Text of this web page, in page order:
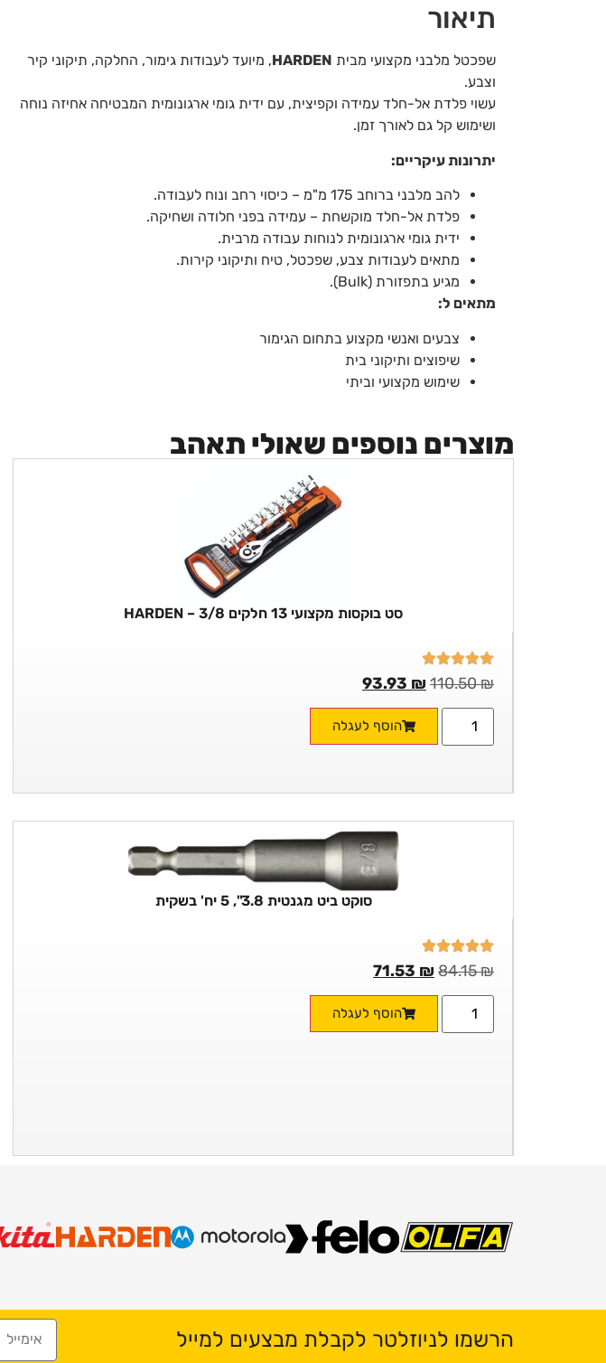
תיאור
שפכטל מלבני מקצועי מבית HARDEN, מיועד לעבודות גימור, החלקה, תיקוני קיר
וצבע.
עשוי פלדת אל-חלד עמידה וקפיצית, עם ידית גומי ארגונומית המבטיחה אחיזה נוחה
ושימוש קל גם לאורך זמן.
יתרונות עיקריים:
להב מלבני ברוחב 175 מ"מ – כיסוי רחב ונוח לעבודה.
פלדת אל-חלד מוקשחת – עמידה בפני חלודה ושחיקה.
ידית גומי ארגונומית לנוחות עבודה מרבית.
מתאים לעבודות צבע, שפכטל, טיח ותיקוני קירות.
מגיע בתפזורת (Bulk).
מתאים ל:
צבעים ואנשי מקצוע בתחום הגימור
שיפוצים ותיקוני בית
שימוש מקצועי וביתי
מוצרים נוספים שאולי תאהב
סט בוקסות מקצועי 13 חלקים 3/8 – HARDEN
110.50₪
93.93 ₪
הוסף לעגלה
סוקט ביט מגנטית 3.8", 5 יח' בשקית
84.15₪
71.53 ₪
הוסף לעגלה
הרשמו לניוזלטר לקבלת מבצעים למייל